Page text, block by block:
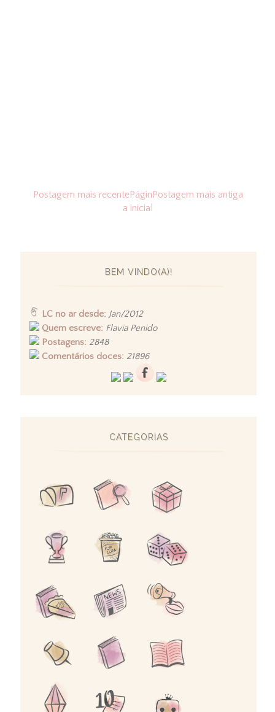
Postagem mais recente Postagem mais antiga
Págin
a inicial
BEM VINDO(A)!
LC no ar desde: Jan/2012
Quem escreve: Flavia Penido
Postagens: 2848
Comentários doces: 21896
CATEGORIAS